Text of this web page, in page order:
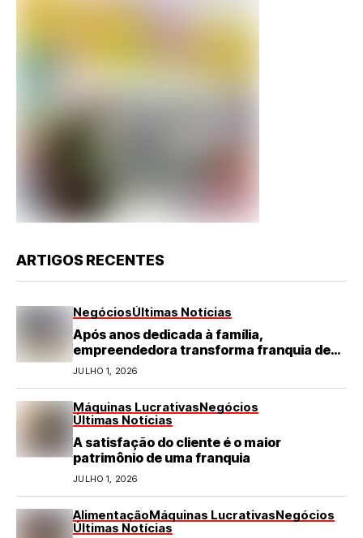
ARTIGOS RECENTES
NegóciosÚltimas Notícias
Após anos dedicada à família,
empreendedora transforma franquia de
turismo em negócio de destaque no RN
JULHO 1, 2026
Máquinas LucrativasNegócios
Últimas Notícias
A satisfação do cliente é o maior
patrimônio de uma franquia
JULHO 1, 2026
AlimentaçãoMáquinas LucrativasNegócios
Últimas Notícias